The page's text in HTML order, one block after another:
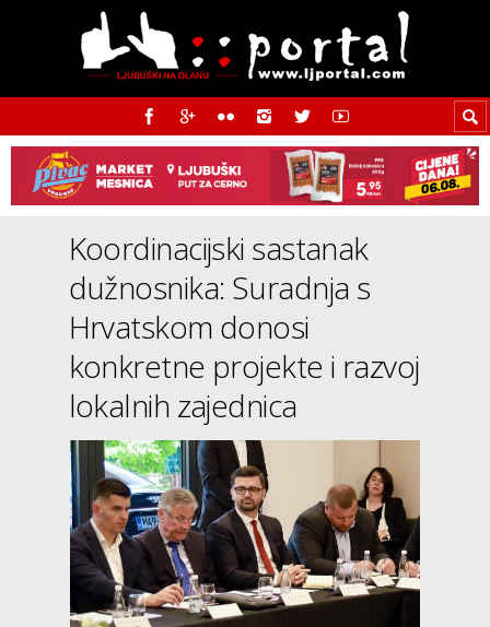
Koordinacijski sastanak
dužnosnika: Suradnja s
Hrvatskom donosi
konkretne projekte i razvoj
lokalnih zajednica